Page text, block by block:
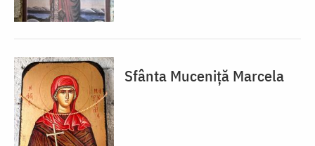
Sfânta Muceniță Marcela